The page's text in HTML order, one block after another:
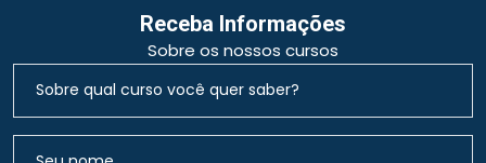
Receba Informações
Sobre os nossos cursos